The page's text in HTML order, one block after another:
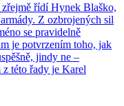
řídí Hynek Blaško,
Z ozbrojených sil
se pravidelně
je potvrzením toho, jak
jindy ne –
této řady je Karel